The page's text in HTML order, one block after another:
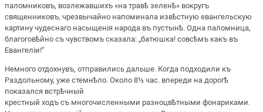
паломниковъ, возлежавшихъ «на травѣ зеленѣ» вокругъ
священниковъ, чрезвычайно напоминала извѣстную евангельскую
картину чудеснаго насыщенія народа въ пустынѣ. Одна паломница,
благоговѣйно съ чувствомъ сказала: „батюшка! совсѣмъ какъ въ
Евангеліи!“
Немного отдохнувъ, отправились дальше. Когда подходили къ
Раздольному, уже стемнѣло. Около 8½ час. впереди на дорогѣ
показался встрѣчный
крестный ходъ съ многочисленными разноцвѣтными фонариками.